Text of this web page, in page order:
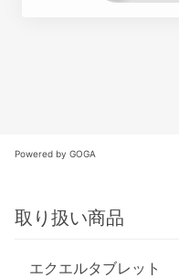
Powered by GOGA
取り扱い商品
エクエルタブレット